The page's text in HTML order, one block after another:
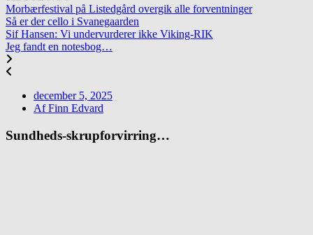
Morbærfestival på Listedgård overgik alle forventninger
Så er der cello i Svanegaarden
Sif Hansen: Vi undervurderer ikke Viking-RIK
Jeg fandt en notesbog…
december 5, 2025
AfFinn Edvard
Sundheds-skrupforvirring…